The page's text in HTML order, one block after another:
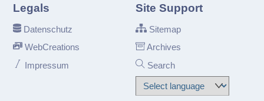
Legals
Datenschutz
WebCreations
Impressum
Site Support
Sitemap
Archives
Search